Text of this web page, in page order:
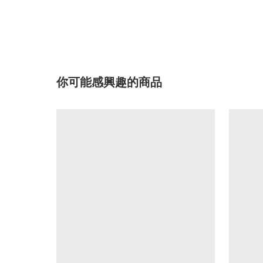
你可能感興趣的商品